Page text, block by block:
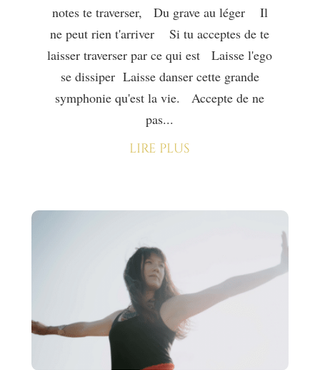
notes te traverser, Du grave au léger Il
ne peut rien t'arriver Si tu acceptes de te
laisser traverser par ce qui est Laisse l'ego
se dissiper Laisse danser cette grande
symphonie qu'est la vie. Accepte de ne
pas...
lire plus